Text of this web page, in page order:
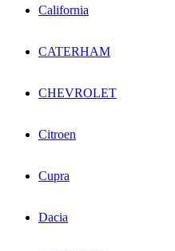
California
CATERHAM
CHEVROLET
Citroen
Cupra
Dacia